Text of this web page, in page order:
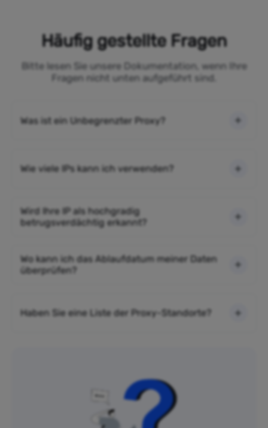
Häufig gestellte Fragen
Bitte lesen Sie unsere Dokumentation, wenn Ihre
Fragen nicht unten aufgeführt sind.
Was ist ein Unbegrenzter Proxy?
Wie viele IPs kann ich verwenden?
Wird Ihre IP als hochgradig
betrugsverdächtig erkannt?
Wo kann ich das Ablaufdatum meiner Daten
überprüfen?
Haben Sie eine Liste der Proxy-Standorte?